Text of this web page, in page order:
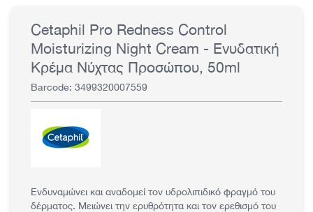
Cetaphil Pro Redness Control
Moisturizing Night Cream - Ενυδατική
Κρέμα Νύχτας Προσώπου, 50ml
Barcode: 3499320007559
Ενδυναμώνει και αναδομεί τον υδρολιπιδικό φραγμό του
δέρματος. Μειώνει την ερυθρότητα και τον ερεθισμό του